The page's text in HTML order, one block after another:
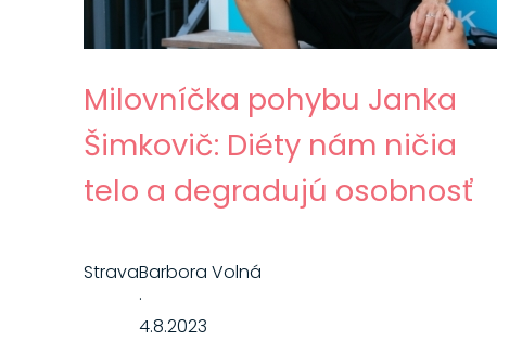
Milovníčka pohybu Janka
Šimkovič: Diéty nám ničia
telo a degradujú osobnosť
StravaBarbora Volná
·
4.8.2023